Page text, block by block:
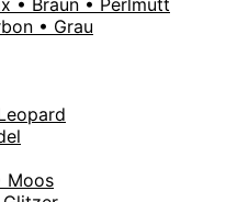
• Grau
Moos